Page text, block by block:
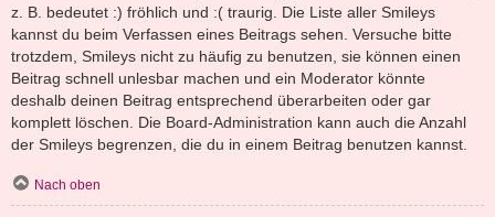
z. B. bedeutet :) fröhlich und :( traurig. Die Liste aller Smileys
kannst du beim Verfassen eines Beitrags sehen. Versuche bitte
trotzdem, Smileys nicht zu häufig zu benutzen, sie können einen
Beitrag schnell unlesbar machen und ein Moderator könnte
deshalb deinen Beitrag entsprechend überarbeiten oder gar
komplett löschen. Die Board-Administration kann auch die Anzahl
der Smileys begrenzen, die du in einem Beitrag benutzen kannst.
Nach oben